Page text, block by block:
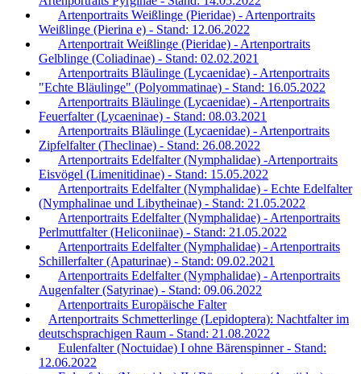
Artenportraits Weißlinge (Pieridae) - Artenportraits
Weißlinge (Pierina e) - Stand: 12.06.2022
Artenportrait Weißlinge (Pieridae) - Artenportraits
Gelblinge (Coliadinae) - Stand: 02.02.2021
Artenportraits Bläulinge (Lycaenidae) - Artenportraits
"Echte Bläulinge" (Polyommatinae) - Stand: 16.05.2022
Artenportraits Bläulinge (Lycaenidae) - Artenportraits
Feuerfalter (Lycaeninae) - Stand: 08.03.2021
Artenportraits Bläulinge (Lycaenidae) - Artenportraits
Zipfelfalter (Theclinae) - Stand: 26.08.2022
Artenportraits Edelfalter (Nymphalidae) -Artenportraits
Eisvögel (Limenitidinae) - Stand: 15.05.2022
Artenportraits Edelfalter (Nymphalidae) - Echte Edelfalter
(Nymphalinae und Libytheinae) - Stand: 21.05.2022
Artenportraits Edelfalter (Nymphalidae) - Artenportraits
Perlmuttfalter (Heliconiinae) - Stand: 21.05.2022
Artenportraits Edelfalter (Nymphalidae) - Artenportraits
Schillerfalter (Apaturinae) - Stand: 09.02.2021
Artenportraits Edelfalter (Nymphalidae) - Artenportraits
Augenfalter (Satyrinae) - Stand: 09.06.2022
Artenportraits Europäische Falter
Artenportraits Schmetterlinge (Lepidoptera): Nachtfalter im
deutschsprachigen Raum - Stand: 21.08.2022
Eulenfalter (Noctuidae) I ohne Bärenspinner - Stand:
12.06.2022